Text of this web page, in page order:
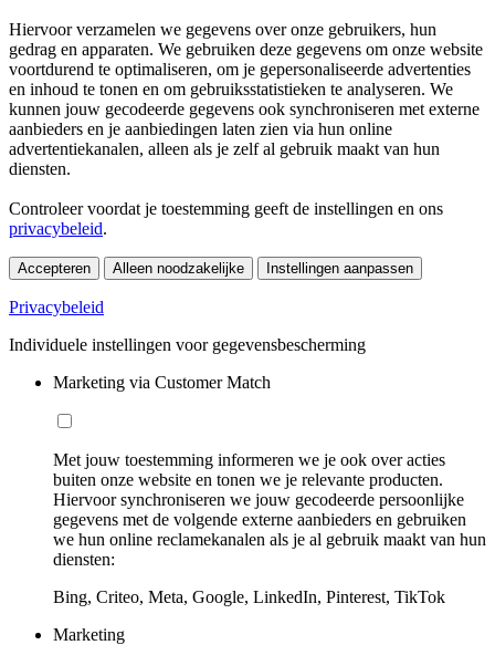
Hiervoor verzamelen we gegevens over onze gebruikers, hun
gedrag en apparaten. We gebruiken deze gegevens om onze website
voortdurend te optimaliseren, om je gepersonaliseerde advertenties
en inhoud te tonen en om gebruiksstatistieken te analyseren. We
kunnen jouw gecodeerde gegevens ook synchroniseren met externe
aanbieders en je aanbiedingen laten zien via hun online
advertentiekanalen, alleen als je zelf al gebruik maakt van hun
diensten.
Controleer voordat je toestemming geeft de instellingen en ons
privacybeleid.
Accepteren Alleen noodzakelijke Instellingen aanpassen
Privacybeleid
Individuele instellingen voor gegevensbescherming
Marketing via Customer Match
Met jouw toestemming informeren we je ook over acties
buiten onze website en tonen we je relevante producten.
Hiervoor synchroniseren we jouw gecodeerde persoonlijke
gegevens met de volgende externe aanbieders en gebruiken
we hun online reclamekanalen als je al gebruik maakt van hun
diensten:
Bing, Criteo, Meta, Google, LinkedIn, Pinterest, TikTok
Marketing